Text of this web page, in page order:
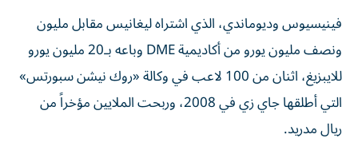
فينيسيوس وديوماندي، الذي اشتراه ليغانيس مقابل مليون
ونصف مليون يورو من أكاديمية DME وباعه بـ20 مليون يورو
للايبزيغ، اثنان من 100 لاعب في وكالة «روك نيشن سبورتس»
التي أطلقها جاي زي في 2008، وربحت الملايين مؤخراً من
ريال مدريد.